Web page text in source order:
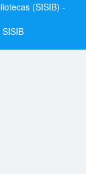
(SISIB) -